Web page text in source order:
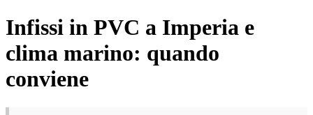
Infissi in PVC a Imperia e
clima marino: quando
conviene